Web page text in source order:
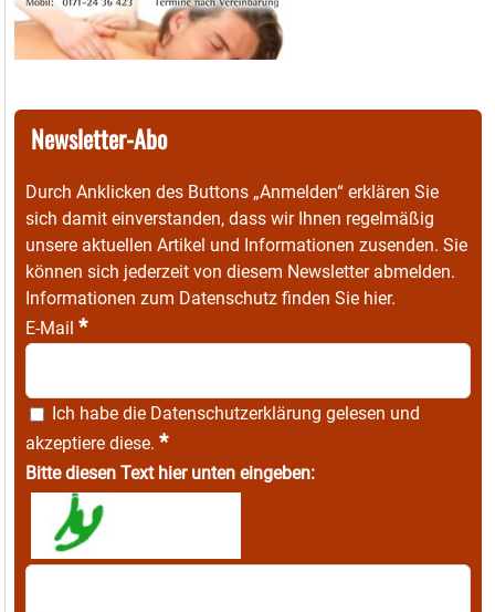
Newsletter-Abo
Durch Anklicken des Buttons „Anmelden“ erklären Sie
sich damit einverstanden, dass wir Ihnen regelmäßig
unsere aktuellen Artikel und Informationen zusenden. Sie
können sich jederzeit von diesem Newsletter abmelden.
Informationen zum Datenschutz finden Sie hier.
E-Mail *
Ich habe die Datenschutzerklärung gelesen und
akzeptiere diese. *
Bitte diesen Text hier unten eingeben: